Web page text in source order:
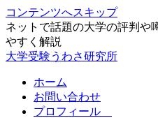
コンテンツへスキップ
ネットで話題の大学の評判や
やすく解説
大学受験うわさ研究所
ホーム
お問い合わせ
プロフィール